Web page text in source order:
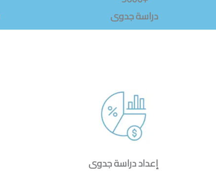
دراسة جدوى
إعداد دراسة جدوى